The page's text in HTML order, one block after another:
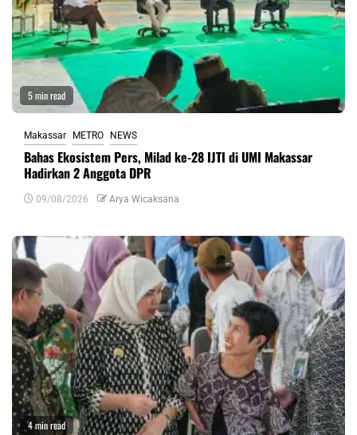
5 min read
Makassar METRO NEWS
Bahas Ekosistem Pers, Milad ke-28 IJTI di UMI Makassar
Hadirkan 2 Anggota DPR
09/08/2026 Arya Wicaksana
4 min read